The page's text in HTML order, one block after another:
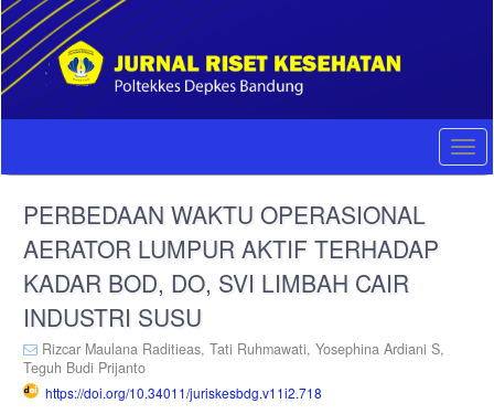
Quick
jump
to
page
content
Main
Sidebar
PERBEDAAN WAKTU OPERASIONAL
AERATOR LUMPUR AKTIF TERHADAP
KADAR BOD, DO, SVI LIMBAH CAIR
INDUSTRI SUSU
Rizcar Maulana Raditieas, Tati Ruhmawati, Yosephina Ardiani S,
Teguh Budi Prijanto
https://doi.org/10.34011/juriskesbdg.v11i2.718